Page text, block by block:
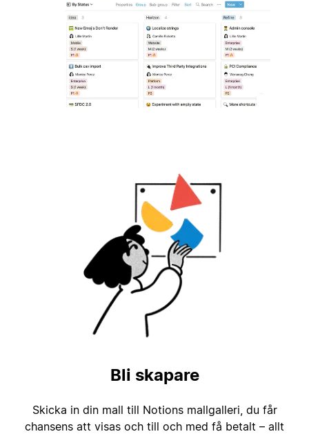
Bli skapare
Skicka in din mall till Notions mallgalleri, du får
chansens att visas och till och med få betalt – allt